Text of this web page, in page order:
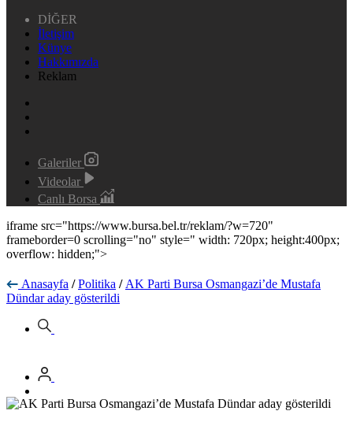
DİĞER
İletişim
Künye
Hakkımızda
Reklam
Galeriler
Videolar
Canlı Borsa
iframe src="https://www.bursa.bel.tr/reklam/?w=720"
frameborder=0 scrolling="no" style=" width: 720px; height:400px;
overflow: hidden;">
Anasayfa / Politika / AK Parti Bursa Osmangazi’de Mustafa
Dündar aday gösterildi